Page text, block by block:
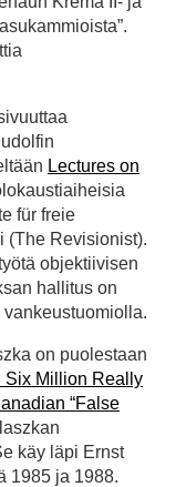
Lectures on
für freie
(The Revisionist).
objektiivisen
hallitus on
vankeustuomiolla.
on puolestaan
Six Million Really
“False
käy läpi Ernst
1985 ja 1988.